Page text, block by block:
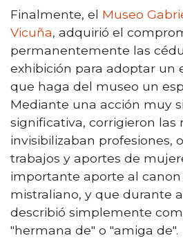
Finalmente, el Museo
Vicuña, adquirió el
permanentemente las
exhibición para adoptar un
que haga del museo un
Mediante una acción muy
significativa, corrigieron las
invisibilizaban profesiones,
trabajos y aportes de
importante aporte al canon
mistraliano, y que durante
describió simplemente
"hermana de" o "amiga de".